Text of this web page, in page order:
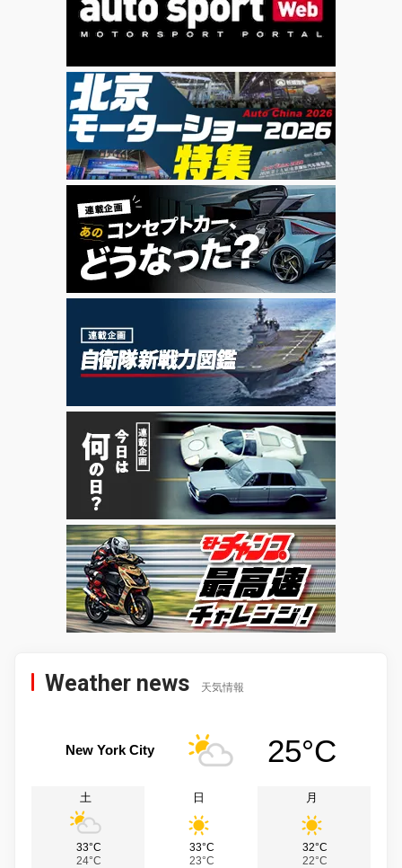
Weather news 天気情報
New York City 25°C
土
33°C
24°C
日
33°C
23°C
月
32°C
22°C